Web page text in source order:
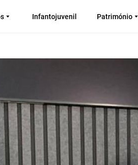
Infantojuvenil Património